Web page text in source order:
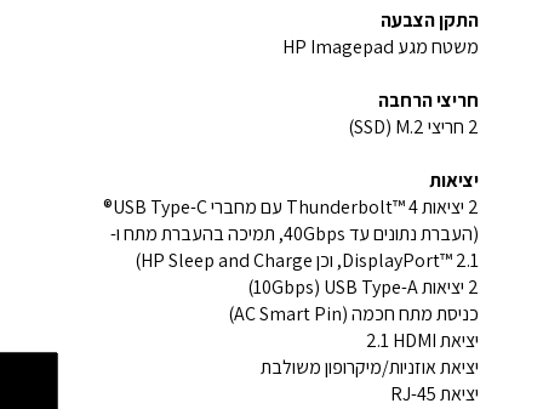
התקן הצבעה
משטח מגע HP Imagepad‏
חריצי הרחבה
2 חריצי M.2 ‏(SSD)‏
יציאות
2 יציאות Thunderbolt™ 4 עם מחברי USB Type-C®
(העברת נתונים עד ‎40Gbps‏, תמיכה בהעברת מתח ו-
DisplayPort™ 2.1‏, וכן HP Sleep and Charge)‏
2 יציאות USB Type-A ‏(‎10Gbps‏)‏
כניסת מתח חכמה (AC Smart Pin)‏
יציאת HDMI ‏2.1‏
יציאת אוזניות/מיקרופון משולבת‏
יציאת RJ-45‏